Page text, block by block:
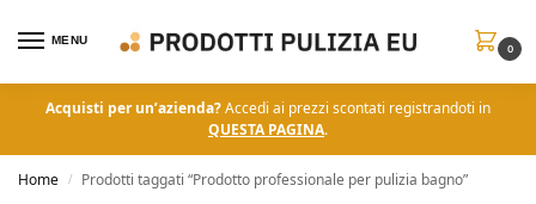
MENU
0
Acquisti per un’azienda?Accedi ai prezzi scontati registrandoti in
QUESTA PAGINA.
Home / Prodotti taggati “Prodotto professionale per pulizia bagno”